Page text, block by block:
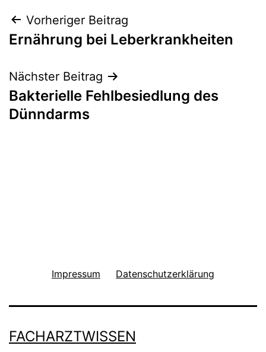
Beitragsnavigation
Vorheriger Beitrag
Ernährung bei Leberkrankheiten
Nächster Beitrag
Bakterielle Fehlbesiedlung des
Dünndarms
Impressum Datenschutzerklärung
FACHARZTWISSEN